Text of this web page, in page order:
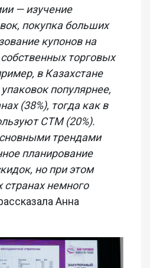
— изучение
покупка больших
купонов на
торговых
в Казахстане
популярнее,
(38%), тогда как в
СТМ (20%).
трендами
планирование
но при этом
немного
Анна